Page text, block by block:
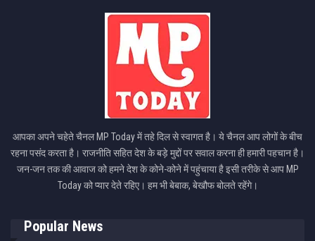
आपका अपने चहेते चैनल MP Today में तहे दिल से स्वागत है। ये चैनल आप लोगों के बीच
रहना पसंद करता है। राजनीति सहित देश के बड़े मुद्दों पर सवाल करना ही हमारी पहचान है।
जन-जन तक की आवाज को हमने देश के कोने-कोने में पहुंचाया है इसी तरीके से आप MP
Today को प्यार देते रहिए। हम भी बेबाक, बेखौफ बोलते रहेंगे।
Popular News